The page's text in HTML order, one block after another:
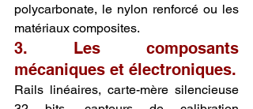
polycarbonate, le nylon renforcé ou les
matériaux composites.
3. Les composants
mécaniques et électroniques.
Rails linéaires, carte-mère silencieuse